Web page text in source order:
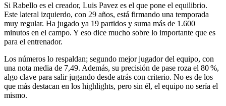
Si Rabello es el creador, Luis Pavez es el que pone el equilibrio.
Este lateral izquierdo, con 29 años, está firmando una temporada
muy regular. Ha jugado ya 19 partidos y suma más de 1.600
minutos en el campo. Y eso dice mucho sobre lo importante que es
para el entrenador.
Los números lo respaldan; segundo mejor jugador del equipo, con
una nota media de 7,49. Además, su precisión de pase roza el 80 %,
algo clave para salir jugando desde atrás con criterio. No es de los
que más destacan en los highlights, pero sin él, el equipo no sería el
mismo.